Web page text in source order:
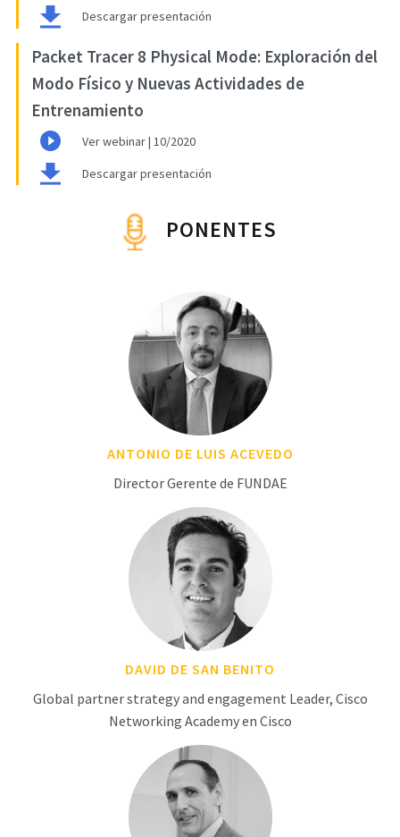
Descargar presentación
Packet Tracer 8 Physical Mode: Exploración del
Modo Físico y Nuevas Actividades de
Entrenamiento
Ver webinar | 10/2020
Descargar presentación
PONENTES
ANTONIO DE LUIS ACEVEDO
Director Gerente de FUNDAE
DAVID DE SAN BENITO
Global partner strategy and engagement Leader, Cisco
Networking Academy en Cisco